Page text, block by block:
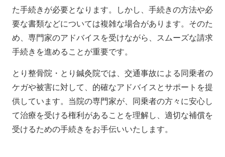
た手続きが必要となります。しかし、手続きの方法や必
要な書類などについては複雑な場合があります。そのた
め、専門家のアドバイスを受けながら、スムーズな請求
手続きを進めることが重要です。
とり整骨院・とり鍼灸院では、交通事故による同乗者の
ケガや被害に対して、的確なアドバイスとサポートを提
供しています。当院の専門家が、同乗者の方々に安心し
て治療を受ける権利があることを理解し、適切な補償を
受けるための手続きをお手伝いいたします。